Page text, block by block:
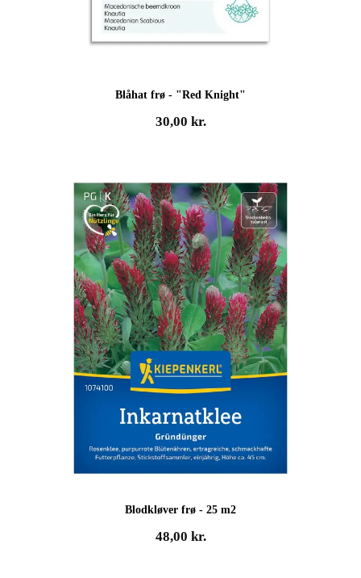
Blåhat frø - "Red Knight"
30,00 kr.
Blodkløver frø - 25 m2
48,00 kr.